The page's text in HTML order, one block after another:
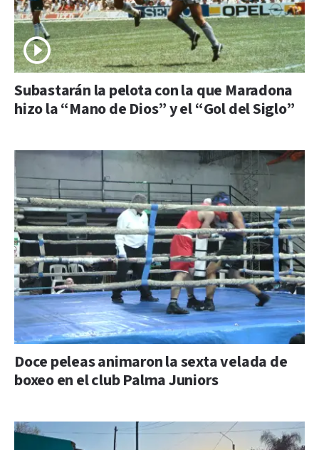
Subastarán la pelota con la que Maradona
hizo la “Mano de Dios” y el “Gol del Siglo”
Doce peleas animaron la sexta velada de
boxeo en el club Palma Juniors